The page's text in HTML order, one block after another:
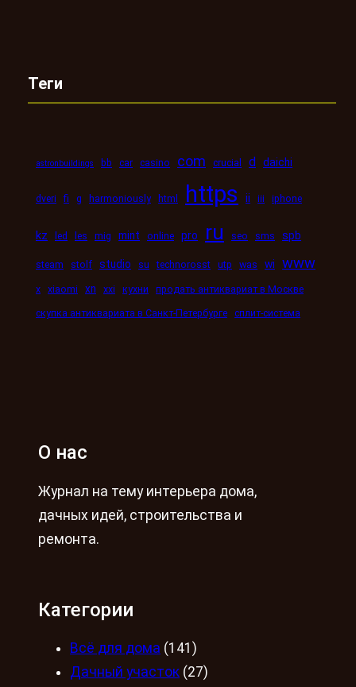
Теги
astronbuildings bb car casino com crucial d daichi
dveri fi g harmoniously html https ii iii iphone
kz led les mig mint online pro ru seo sms spb
steam stolf studio su technorosst utp was wi www
x xiaomi xn xxi кухни
продать антиквариат в Москве
скупка антиквариата в Санкт-Петербурге сплит-система
О нас
Журнал на тему интерьера дома,
дачных идей, строительства и
ремонта.
Категории
Всё для дома (141)
Дачный участок (27)